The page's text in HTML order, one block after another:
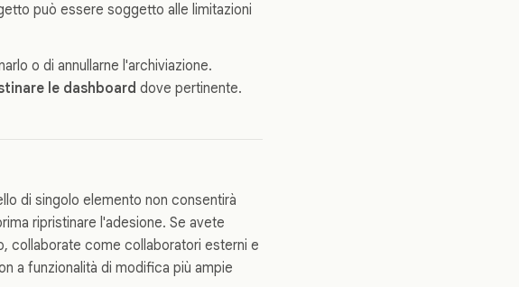
può essere soggetto alle limitazioni
o di annullarne l'archiviazione.
le dashboard dove pertinente.
di singolo elemento non consentirà
ripristinare l'adesione. Se avete
collaborate come collaboratori esterni e
a funzionalità di modifica più ampie